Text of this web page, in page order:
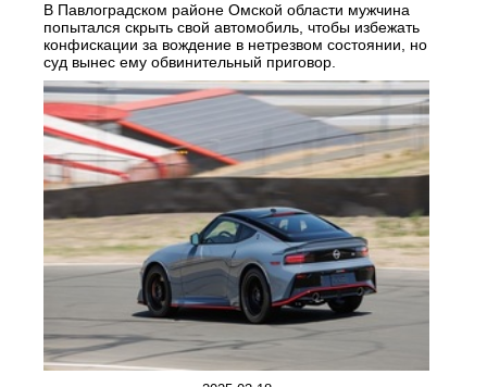
В Павлоградском районе Омской области мужчина
попытался скрыть свой автомобиль, чтобы избежать
конфискации за вождение в нетрезвом состоянии, но
суд вынес ему обвинительный приговор.